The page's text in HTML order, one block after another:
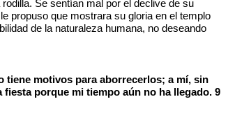
Se sentían mal por el declive de su
propuso que mostrara su gloria en el templo
de la naturaleza humana, no deseando
tiene motivos para aborrecerlos; a mí, sin
porque mi tiempo aún no ha llegado. 9